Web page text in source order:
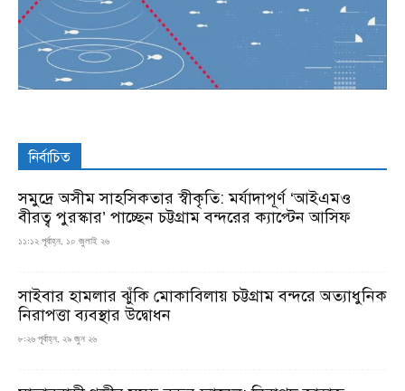
নির্বাচিত
সমুদ্রে অসীম সাহসিকতার স্বীকৃতি: মর্যাদাপূর্ণ ‘আইএমও
বীরত্ব পুরস্কার’ পাচ্ছেন চট্টগ্রাম বন্দরের ক্যাপ্টেন আসিফ
১১:১২ পূর্বাহ্ন, ১০ জুলাই ২৬
সাইবার হামলার ঝুঁকি মোকাবিলায় চট্টগ্রাম বন্দরে অত্যাধুনিক
নিরাপত্তা ব্যবস্থার উদ্বোধন
৮:২৬ পূর্বাহ্ন, ২৯ জুন ২৬